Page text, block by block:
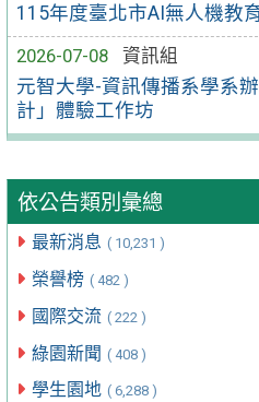
115年度臺北市AI無人機教
2026-07-08
資訊組
元智大學-資訊傳播系學系
計」體驗工作坊
依公告類別彙總
最新消息 ( 10,231 )
榮譽榜 ( 482 )
國際交流 ( 222 )
綠園新聞 ( 408 )
學生園地 ( 6,288 )